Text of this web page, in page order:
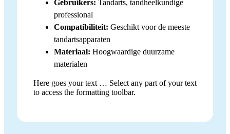
Gebruikers: Tandarts, tandheelkundige
professional
Compatibiliteit: Geschikt voor de meeste
tandartsapparaten
Materiaal: Hoogwaardige duurzame
materialen
Here goes your text … Select any part of your text
to access the formatting toolbar.